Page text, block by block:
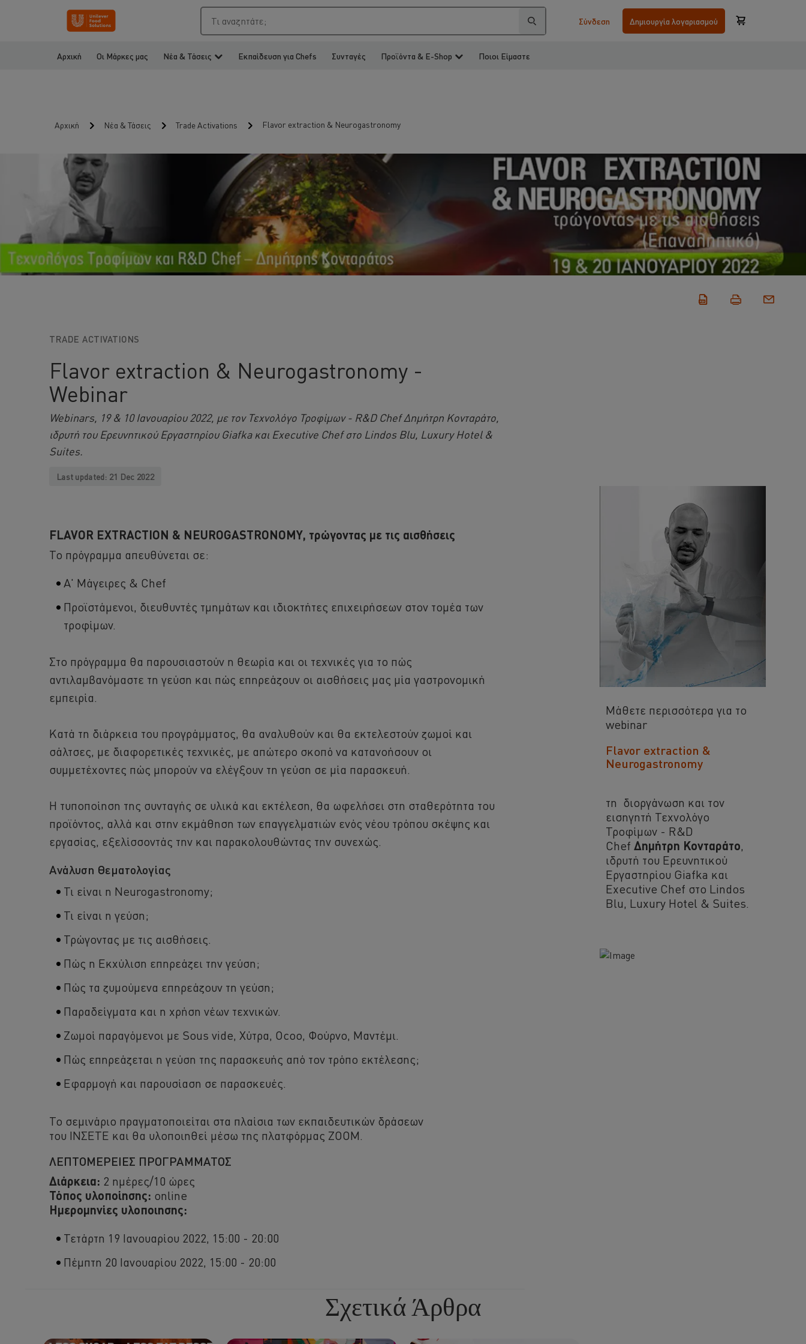
Τι αναζητάτε; Σύνδεση Δημιουργία λογαριασμού
Αρχική Οι Μάρκες μας Νέα & Τάσεις Εκπαίδευση για Chefs Συνταγές Προϊόντα & E-Shop Ποιοι Είμαστε
Αρχική Νέα & Τάσεις Trade Activations Flavor extraction & Neurogastronomy
TRADE ACTIVATIONS
Flavor extraction & Neurogastronomy -
Webinar
Webinars, 19 & 10 Ιανουαρίου 2022, με τον Τεχνολόγο Τροφίμων - R&D Chef Δημήτρη Κονταράτο,
ιδρυτή του Ερευνητικού Εργαστηρίου Giafka και Executive Chef στο Lindos Blu, Luxury Hotel &
Suites.
Last updated: 21 Dec 2022
FLAVOR EXTRACTION & NEUROGASTRONOMY, τρώγοντας με τις αισθήσεις
Το πρόγραμμα απευθύνεται σε:
Α' Μάγειρες & Chef
Προϊστάμενοι, διευθυντές τμημάτων και ιδιοκτήτες επιχειρήσεων στον τομέα των
τροφίμων.
Στο πρόγραμμα θα παρουσιαστούν η θεωρία και οι τεχνικές για το πώς
αντιλαμβανόμαστε τη γεύση και πώς επηρεάζουν οι αισθήσεις μας μία γαστρονομική
εμπειρία.
Κατά τη διάρκεια του προγράμματος, θα αναλυθούν και θα εκτελεστούν ζωμοί και
σάλτσες, με διαφορετικές τεχνικές, με απώτερο σκοπό να κατανοήσουν οι
συμμετέχοντες πώς μπορούν να ελέγξουν τη γεύση σε μία παρασκευή.
Η τυποποίηση της συνταγής σε υλικά και εκτέλεση, θα ωφελήσει στη σταθερότητα του
προϊόντος, αλλά και στην εκμάθηση των επαγγελματιών ενός νέου τρόπου σκέψης και
εργασίας, εξελίσσοντάς την και παρακολουθώντας την συνεχώς.
Ανάλυση Θεματολογίας
Τι είναι η Neurogastronomy;
Τι είναι η γεύση;
Τρώγοντας με τις αισθήσεις.
Πώς η Εκχύλιση επηρεάζει την γεύση;
Πώς τα ζυμούμενα επηρεάζουν τη γεύση;
Παραδείγματα και η χρήση νέων τεχνικών.
Ζωμοί παραγόμενοι με Sous vide, Χύτρα, Ocoo, Φούρνο, Μαντέμι.
Πώς επηρεάζεται η γεύση της παρασκευής από τον τρόπο εκτέλεσης;
Εφαρμογή και παρουσίαση σε παρασκευές.
Το σεμινάριο πραγματοποιείται στα πλαίσια των εκπαιδευτικών δράσεων
του ΙΝΣΕΤΕ και θα υλοποιηθεί μέσω της πλατφόρμας ZOOM.
ΛΕΠΤΟΜΕΡΕΙΕΣ ΠΡΟΓΡΑΜΜΑΤΟΣ
Διάρκεια: 2 ημέρες/10 ώρες
Τόπος υλοποίησης: online
Ημερομηνίες υλοποιησης:
Τετάρτη 19 Ιανουαρίου 2022, 15:00 - 20:00
Πέμπτη 20 Ιανουαρίου 2022, 15:00 - 20:00
Μάθετε περισσότερα για το
webinar
Flavor extraction &
Neurogastronomy
τη διοργάνωση και τον
εισηγητή Τεχνολόγο
Τροφίμων - R&D
ChefΔημήτρη Κονταράτο,
ιδρυτή του Ερευνητικού
Εργαστηρίου Giafka και
Executive Chef στο Lindos
Blu, Luxury Hotel & Suites.
Σχετικά Άρθρα